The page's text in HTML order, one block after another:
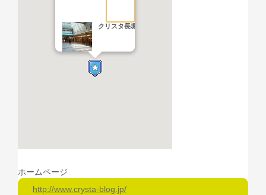
クリスタ長堀
ホームページ
http://www.crysta-blog.jp/